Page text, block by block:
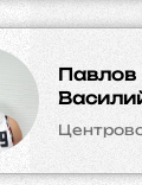
Павлов